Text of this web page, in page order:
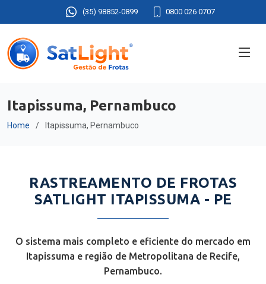
(35) 98852-0899 0800 026 0707
Itapissuma, Pernambuco
Home Itapissuma, Pernambuco
RASTREAMENTO DE FROTAS
SATLIGHT ITAPISSUMA - PE
O sistema mais completo e eficiente do mercado em
Itapissuma e região de Metropolitana de Recife,
Pernambuco.